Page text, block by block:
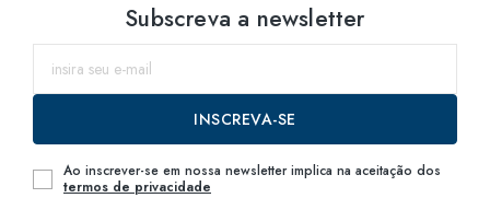
Subscreva a newsletter
INSCREVA-SE
Ao inscrever-se em nossa newsletter implica na aceitação dos
termos de privacidade